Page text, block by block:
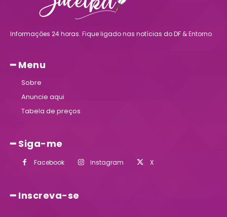
Informações 24 horas. Fique ligado nas notícias do DF & Entorno
━ Menu
Sobre
Anuncie aqui
Tabela de preços
━ Siga-me
Facebook Instagram X
━ Inscreva-se